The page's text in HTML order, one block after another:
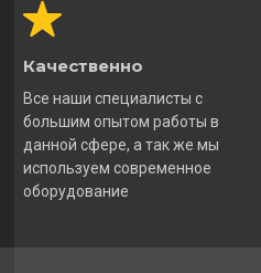
Качественно
Все наши специалисты с
большим опытом работы в
данной сфере, а так же мы
используем современное
оборудование